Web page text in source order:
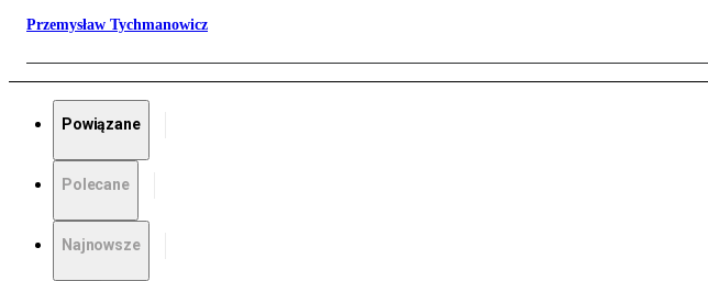
Przemysław Tychmanowicz
Powiązane
Polecane
Najnowsze